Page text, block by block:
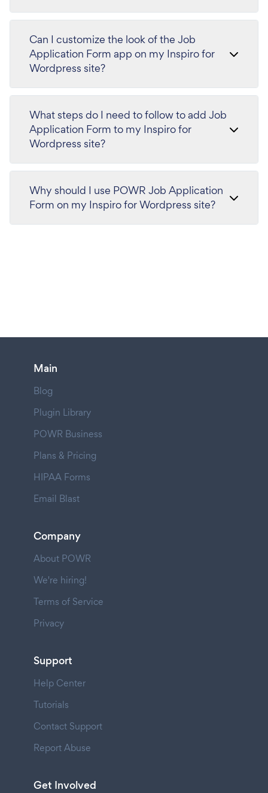
Can I customize the look of the Job
Application Form app on my Inspiro for
Wordpress site?
What steps do I need to follow to add Job
Application Form to my Inspiro for
Wordpress site?
Why should I use POWR Job Application
Form on my Inspiro for Wordpress site?
Main
Blog
Plugin Library
POWR Business
Plans & Pricing
HIPAA Forms
Email Blast
Company
About POWR
We're hiring!
Terms of Service
Privacy
Support
Help Center
Tutorials
Contact Support
Report Abuse
Get Involved